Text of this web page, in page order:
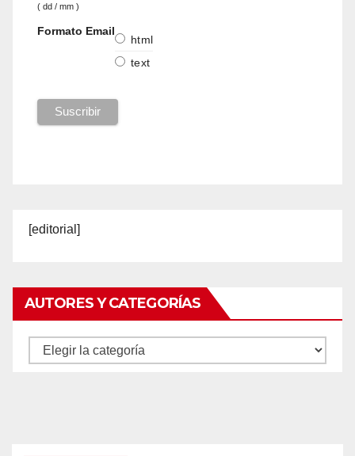
( dd / mm )
Formato Email
html
text
[editorial]
AUTORES Y CATEGORÍAS
Autores